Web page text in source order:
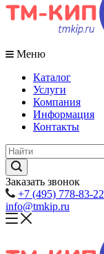
Меню
Каталог
Услуги
Компания
Информация
Контакты
Заказать звонок
+7 (495) 778-83-22
info@tmkip.ru